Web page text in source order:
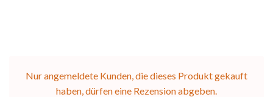
Nur angemeldete Kunden, die dieses Produkt gekauft
haben, dürfen eine Rezension abgeben.